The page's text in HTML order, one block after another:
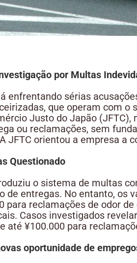
por Multas
enfrentando sérias
que operam com o
Justo do Japão
ou reclamações, sem
JFTC orientou a empresa a
Questionado
o sistema de multas
de entregas. No entanto, os
para reclamações de odor
Casos investigados
até ¥100.000 para
oportunidade de